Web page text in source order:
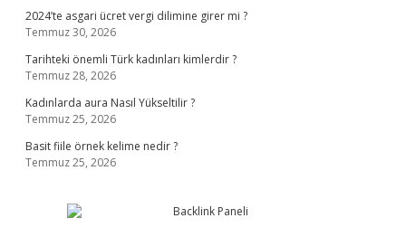
2024’te asgari ücret vergi dilimine girer mi ?
Temmuz 30, 2026
Tarihteki önemli Türk kadınları kimlerdir ?
Temmuz 28, 2026
Kadınlarda aura Nasıl Yükseltilir ?
Temmuz 25, 2026
Basit fiile örnek kelime nedir ?
Temmuz 25, 2026